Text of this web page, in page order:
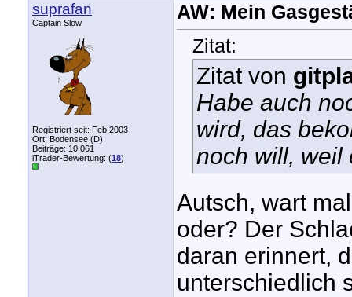
suprafan
Captain Slow
Registriert seit: Feb 2003
Ort: Bodensee (D)
Beiträge: 10.061
iTrader-Bewertung: (18)
AW: Mein
Zitat:
Zitat von
Habe auch
wird, das
noch will, weil
Autsch, wart
oder? Der
daran erinnert,
unterschiedlich